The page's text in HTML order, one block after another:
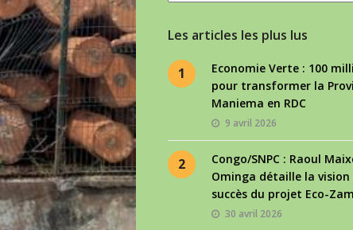
Les articles les plus lus
1
Economie Verte : 100
pour transformer la
Maniema en RDC
9 avril 2026
2
Congo/SNPC : Raoul
Ominga détaille la vision
succès du projet Eco-
30 avril 2026